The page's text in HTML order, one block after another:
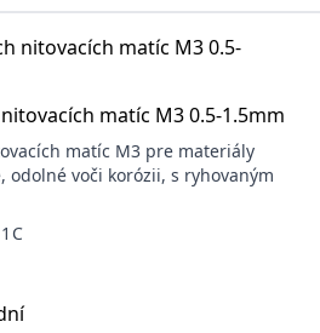
matíc M3 0.5-1.5mm
matíc M3 pre materiály
odolné voči korózii, s ryhovaným